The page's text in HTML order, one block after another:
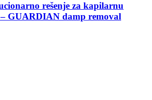
rešenje za kapilarnu
GUARDIAN damp removal